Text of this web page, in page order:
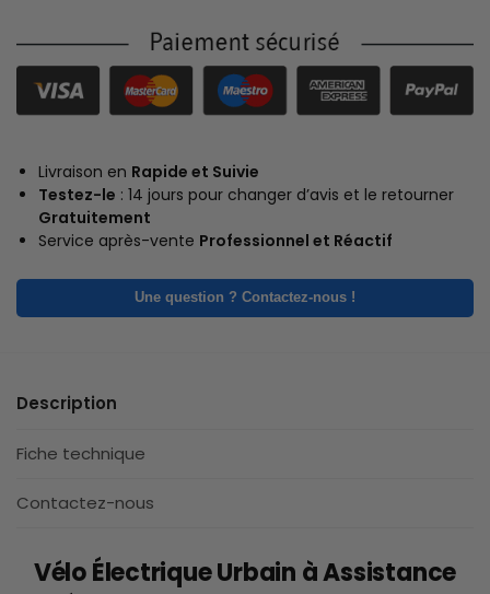
Livraison en Rapide et Suivie
Testez-le : 14 jours pour changer d’avis et le retourner
Gratuitement
Service après-vente Professionnel et Réactif
Une question ? Contactez-nous !
Description
Fiche technique
Contactez-nous
Vélo Électrique Urbain à Assistance